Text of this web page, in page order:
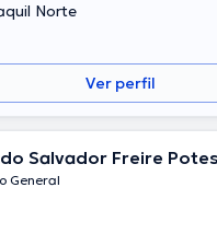
Norte
Ver perfil
Salvador Freire Potes
General